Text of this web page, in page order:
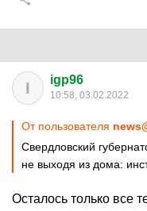
I igp96
10:58, 03.02.2022
От пользователя
Свердловский
не выходя из дома:
Осталось только все